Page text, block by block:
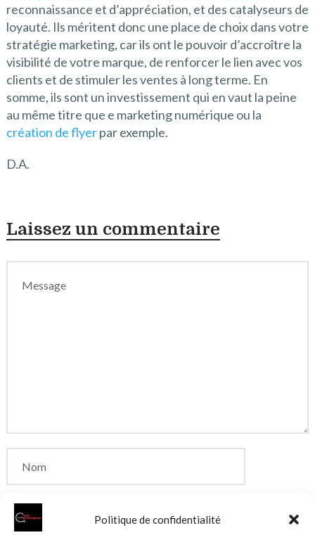
Politique de confidentialité
reconnaissance et d’appréciation, et des catalyseurs de
loyauté. Ils méritent donc une place de choix dans votre
stratégie marketing, car ils ont le pouvoir d’accroître la
visibilité de votre marque, de renforcer le lien avec vos
clients et de stimuler les ventes à long terme. En
somme, ils sont un investissement qui en vaut la peine
au même titre que e marketing numérique ou la
création de flyerpar exemple.
D.A.
Laissez un commentaire